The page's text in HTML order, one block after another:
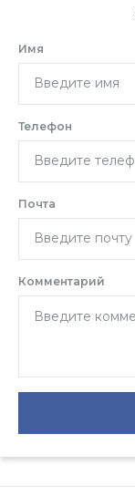
Имя
Телефон
Почта
Комментарий